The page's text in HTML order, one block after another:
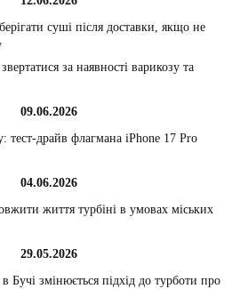
суші після доставки, якщо не
за наявності варикозу та
09.06.2026
тест-драйв флагмана iPhone 17 Pro
04.06.2026
життя турбіні в умовах міських
29.05.2026
Бучі змінюється підхід до турботи про